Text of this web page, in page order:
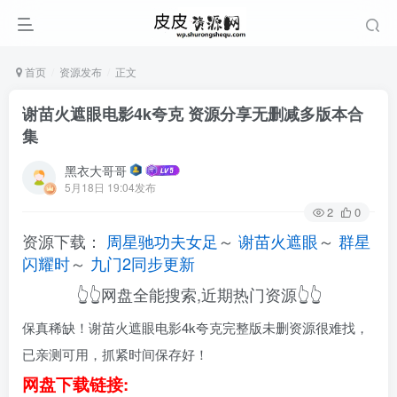
首页 资源发布 正文
谢苗火遮眼电影4k夸克 资源分享无删减多版本合
集
黑衣大哥哥
5月18日 19:04发布
2 0
资源下载： 周星驰功夫女足 ～ 谢苗火遮眼～ 群星
闪耀时～ 九门2同步更新
👆👆网盘全能搜索,近期热门资源👆👆
保真稀缺！谢苗火遮眼电影4k夸克完整版未删资源很难找，
已亲测可用，抓紧时间保存好！
网盘下载链接: